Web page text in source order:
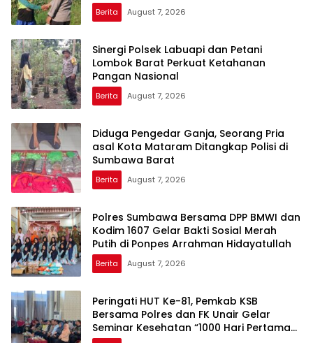
Berita August 7, 2026
Sinergi Polsek Labuapi dan Petani
Lombok Barat Perkuat Ketahanan
Pangan Nasional
Berita August 7, 2026
Diduga Pengedar Ganja, Seorang Pria
asal Kota Mataram Ditangkap Polisi di
Sumbawa Barat
Berita August 7, 2026
Polres Sumbawa Bersama DPP BMWI dan
Kodim 1607 Gelar Bakti Sosial Merah
Putih di Ponpes Arrahman Hidayatullah
Berita August 7, 2026
Peringati HUT Ke-81, Pemkab KSB
Bersama Polres dan FK Unair Gelar
Seminar Kesehatan “1000 Hari Pertama